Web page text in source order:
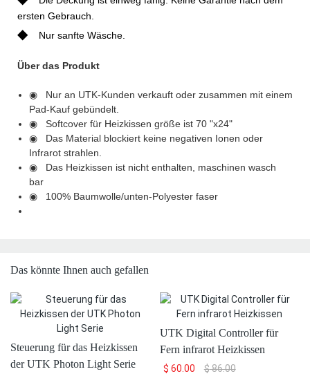
ersten Gebrauch.
◆ Nur sanfte Wäsche.
Über das Produkt
◉ Nur an UTK-Kunden verkauft oder zusammen mit einem
Pad-Kauf gebündelt.
◉ Softcover für Heizkissen größe ist 70 "x24"
◉ Das Material blockiert keine negativen Ionen oder
Infrarot strahlen.
◉ Das Heizkissen ist nicht enthalten, maschinen wasch
bar
◉ 100% Baumwolle/unten-Polyester faser
Das könnte Ihnen auch gefallen
Steuerung für das Heizkissen
der UTK Photon Light Serie
UTK Digital Controller für
Fern infrarot Heizkissen
$ 60.00 $86.00